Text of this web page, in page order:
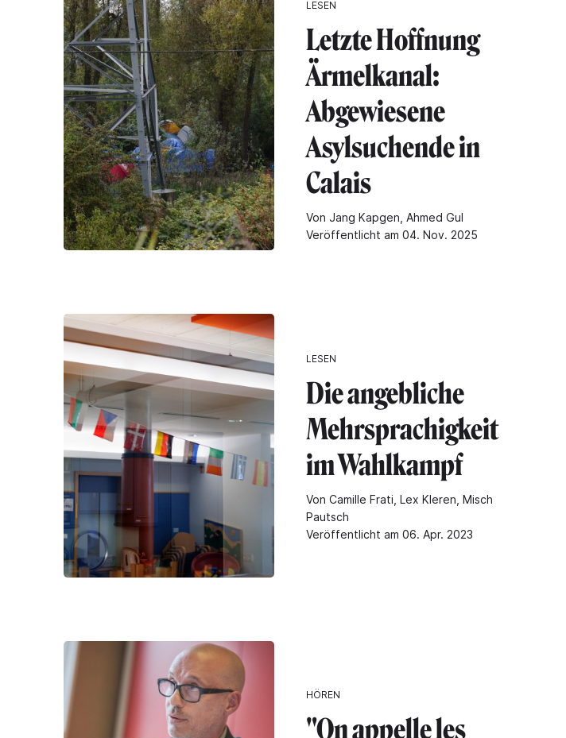
LESEN
Letzte Hoffnung
Ärmelkanal:
Abgewiesene
Asylsuchende in
Calais
Von Jang Kapgen, Ahmed Gul
Veröffentlicht am 04. Nov. 2025
LESEN
Die angebliche
Mehrsprachigkeit
im Wahlkampf
Von Camille Frati, Lex Kleren, Misch
Pautsch
Veröffentlicht am 06. Apr. 2023
HÖREN
"On appelle les